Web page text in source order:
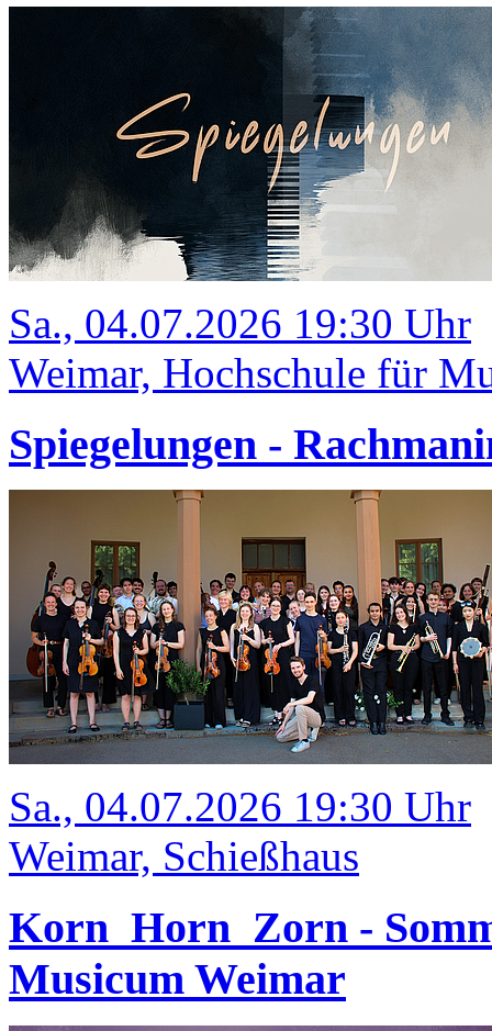
Sa., 04.07.2026 19:30 Uhr
Weimar, Hochschule für
Spiegelungen -
Sa., 04.07.2026 19:30 Uhr
Weimar, Schießhaus
Korn_Horn_Zorn -
Musicum Weimar